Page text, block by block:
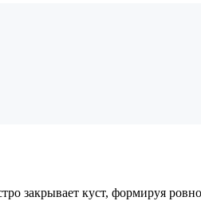
закрывает куст, формируя